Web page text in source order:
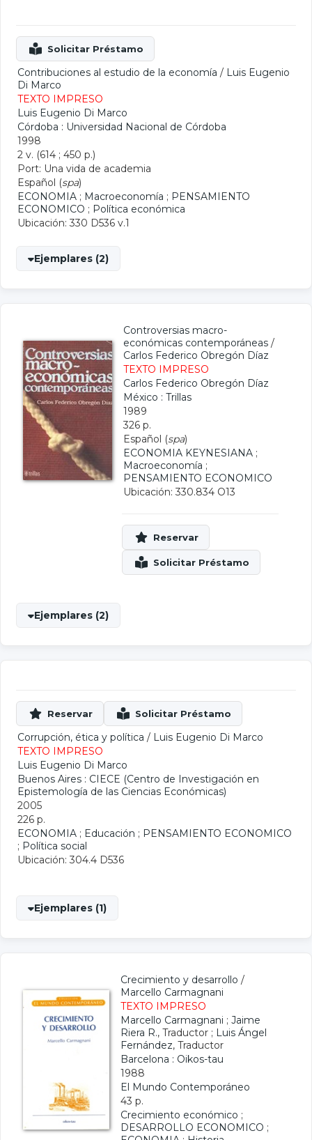
Contribuciones al estudio de la economía / Luis Eugenio
Di Marco
TEXTO IMPRESO
Luis Eugenio Di Marco
Córdoba : Universidad Nacional de Córdoba
1998
2 v. (614 ; 450 p.)
Port: Una vida de academia
Español (spa)
ECONOMIA ; Macroeconomía ; PENSAMIENTO
ECONOMICO ; Política económica
Ubicación: 330 D536 v.1
Ejemplares (2)
Controversias macro-
económicas contemporáneas /
Carlos Federico Obregón Díaz
TEXTO IMPRESO
Carlos Federico Obregón Díaz
México : Trillas
1989
326 p.
Español (spa)
ECONOMIA KEYNESIANA ;
Macroeconomía ;
PENSAMIENTO ECONOMICO
Ubicación: 330.834 O13
Ejemplares (2)
Corrupción, ética y política / Luis Eugenio Di Marco
TEXTO IMPRESO
Luis Eugenio Di Marco
Buenos Aires : CIECE (Centro de Investigación en
Epistemología de las Ciencias Económicas)
2005
226 p.
ECONOMIA ; Educación ; PENSAMIENTO ECONOMICO
; Política social
Ubicación: 304.4 D536
Ejemplares (1)
Crecimiento y desarrollo /
Marcello Carmagnani
TEXTO IMPRESO
Marcello Carmagnani ; Jaime
Riera R., Traductor ; Luis Ángel
Fernández, Traductor
Barcelona : Oikos-tau
1988
El Mundo Contemporáneo
43 p.
Crecimiento económico ;
DESARROLLO ECONOMICO ;